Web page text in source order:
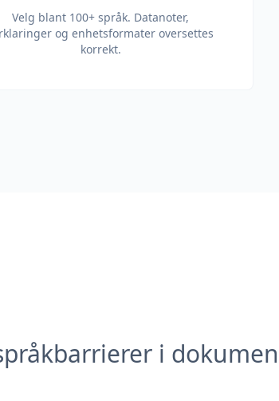
Velg blant 100+ språk. Datanoter,
og enhetsformater oversettes
korrekt.
i